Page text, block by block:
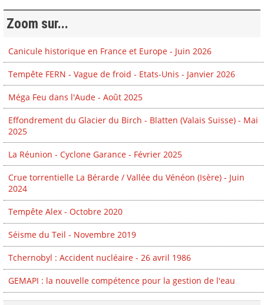
Zoom sur...
Canicule historique en France et Europe - Juin 2026
Tempête FERN - Vague de froid - Etats-Unis - Janvier 2026
Méga Feu dans l'Aude - Août 2025
Effondrement du Glacier du Birch - Blatten (Valais Suisse) - Mai
2025
La Réunion - Cyclone Garance - Février 2025
Crue torrentielle La Bérarde / Vallée du Vénéon (Isère) - Juin
2024
Tempête Alex - Octobre 2020
Séisme du Teil - Novembre 2019
Tchernobyl : Accident nucléaire - 26 avril 1986
GEMAPI : la nouvelle compétence pour la gestion de l'eau